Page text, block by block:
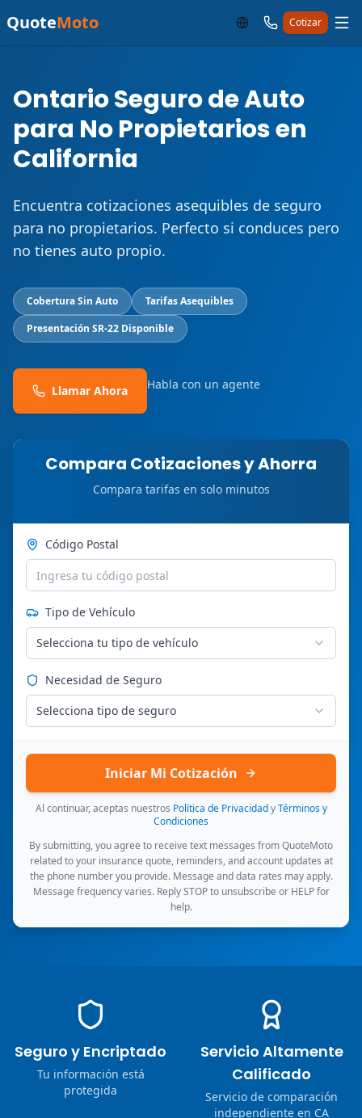
QuoteMoto Cotizar
Ontario Seguro de Auto
para No Propietarios en
California
Encuentra cotizaciones asequibles de seguro
para no propietarios. Perfecto si conduces pero
no tienes auto propio.
Cobertura Sin Auto
Tarifas Asequibles
Presentación SR-22 Disponible
Llamar Ahora Habla con un agente
Compara Cotizaciones y Ahorra
Compara tarifas en solo minutos
Código Postal
Tipo de Vehículo
Selecciona tu tipo de vehículo
Necesidad de Seguro
Selecciona tipo de seguro
Iniciar Mi Cotización
Al continuar, aceptas nuestros Política de Privacidad y Términos y
Condiciones
By submitting, you agree to receive text messages from QuoteMoto
related to your insurance quote, reminders, and account updates at
the phone number you provide. Message and data rates may apply.
Message frequency varies. Reply STOP to unsubscribe or HELP for
help.
Seguro y Encriptado
Tu información está
protegida
Servicio Altamente
Calificado
Servicio de comparación
independiente en CA